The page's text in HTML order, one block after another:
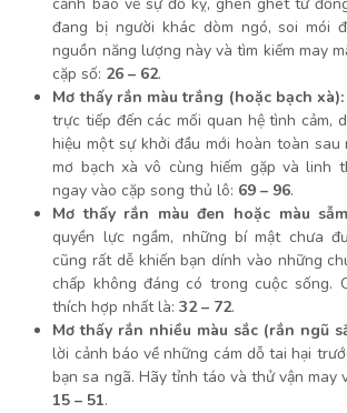
đang bị người khác dòm ngó, soi mói
nguồn năng lượng này và tìm kiếm may
cặp số: 26 – 62.
Mơ thấy rắn màu trắng (hoặc bạch xà):
trực tiếp đến các mối quan hệ tình cảm,
hiệu một sự khởi đầu mới hoàn toàn sau
mơ bạch xà vô cùng hiếm gặp và linh
ngay vào cặp song thủ lô: 69 – 96.
Mơ thấy rắn màu đen hoặc màu
quyền lực ngầm, những bí mật chưa
cũng rất dễ khiến bạn dính vào những
chấp không đáng có trong cuộc sống.
thích hợp nhất là:32 – 72.
Mơ thấy rắn nhiều màu sắc (rắn ngũ
lời cảnh báo về những cám dỗ tai hại
bạn sa ngã. Hãy tỉnh táo và thử vận may
15 – 51.